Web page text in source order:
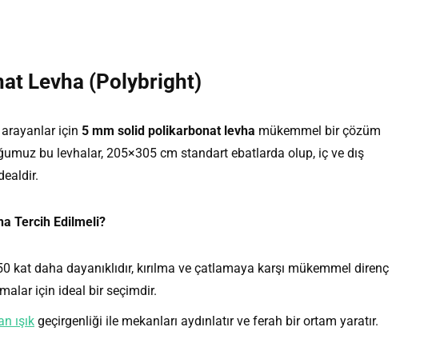
Levha (Polybright)
arayanlar için 5 mm solid polikarbonat levha mükemmel bir çözüm
bu levhalar, 205×305 cm standart ebatlarda olup, iç ve dış
Tercih Edilmeli?
kat daha dayanıklıdır, kırılma ve çatlamaya karşı mükemmel direnç
için ideal bir seçimdir.
ışık geçirgenliği ile mekanları aydınlatır ve ferah bir ortam yaratır.